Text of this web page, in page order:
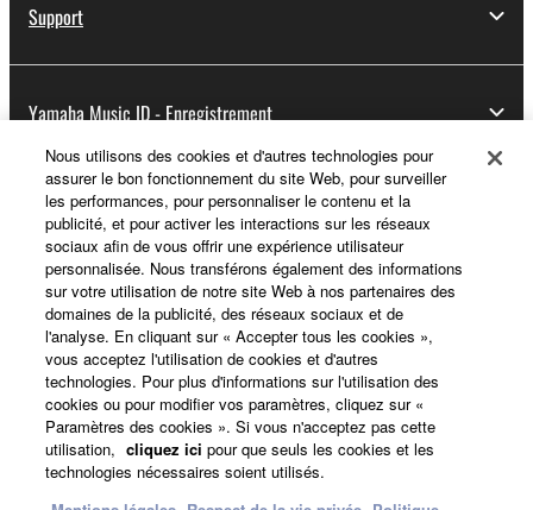
Support
Yamaha Music ID - Enregistrement
A propos de Yamaha
France - French
Professionnel
Nous utilisons des cookies et d'autres technologies pour
assurer le bon fonctionnement du site Web, pour surveiller
les performances, pour personnaliser le contenu et la
publicité, et pour activer les interactions sur les réseaux
sociaux afin de vous offrir une expérience utilisateur
personnalisée. Nous transférons également des informations
sur votre utilisation de notre site Web à nos partenaires des
domaines de la publicité, des réseaux sociaux et de
l'analyse. En cliquant sur « Accepter tous les cookies »,
vous acceptez l'utilisation de cookies et d'autres
technologies. Pour plus d'informations sur l'utilisation des
cookies ou pour modifier vos paramètres, cliquez sur «
Paramètres des cookies ». Si vous n'acceptez pas cette
utilisation, cliquez ici pour que seuls les cookies et les
technologies nécessaires soient utilisés.